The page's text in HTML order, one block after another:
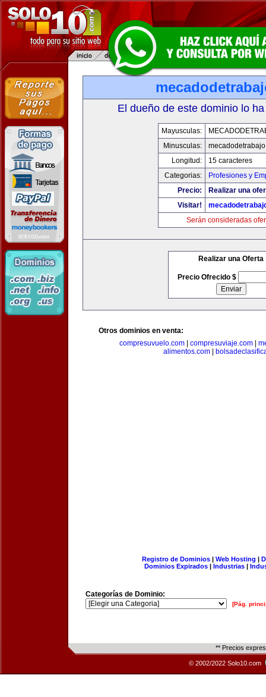
El dueño de este dominio lo
Mayusculas:
Minusculas:
Longitud:
15 caracteres
Categorias:
Profesiones y
Precio:
Realizar una
Visitar!
Serán consideradas
Realizar una Oferta
Precio Ofrecido $
Otros dominios en venta:
compresuvuelo.com
compresuviaje.com
alimentos.com
Registro de Dominios| Web Hosting |
Dominios Expirados | Industrias |
Categorías de Dominio:
[Pág.
** Precios
© 2002/2022 Solo10.com